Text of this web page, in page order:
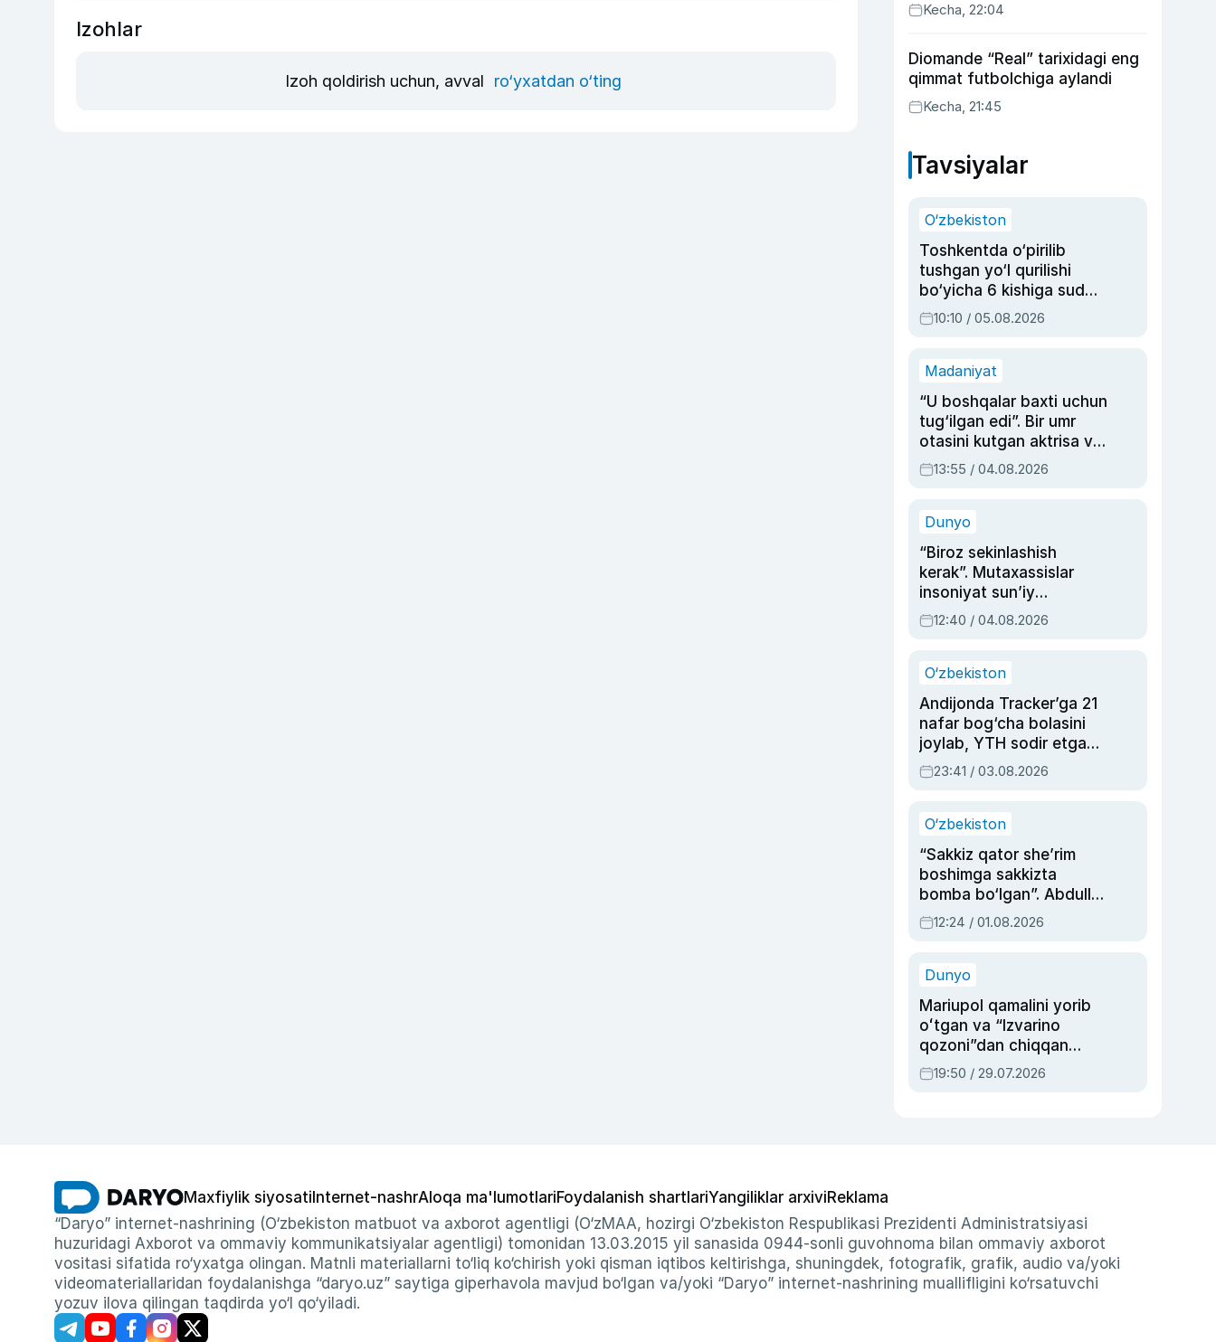
Izohlar
Izoh qoldirish uchun, avval ro‘yxatdan o‘ting
Kecha, 22:04
Diomande “Real” tarixidagi eng
qimmat futbolchiga aylandi
Kecha, 21:45
Tavsiyalar
O‘zbekiston
Toshkentda o‘pirilib
tushgan yo‘l qurilishi
bo‘yicha 6 kishiga sud
hukmi o‘qildi
10:10 / 05.08.2026
Madaniyat
“U boshqalar baxti uchun
tug‘ilgan edi”. Bir umr
otasini kutgan aktrisa va
dublyaj ustasi Rimma
Ahmedovaning
13:55 / 04.08.2026
Dunyo
“Biroz sekinlashish
kerak”. Mutaxassislar
insoniyat sun’iy
intellektni boshqara
olmay qolishidan xavotir
12:40 / 04.08.2026
O‘zbekiston
Andijonda Tracker’ga 21
nafar bog‘cha bolasini
joylab, YTH sodir etgan
ayolga sud hukmi o‘qildi
23:41 / 03.08.2026
O‘zbekiston
“Sakkiz qator she’rim
boshimga sakkizta
bomba bo‘lgan”. Abdulla
Oripovni siyosiy
ayblovlardan asrab
12:24 / 01.08.2026
Dunyo
Mariupol qamalini yorib
oʻtgan va “Izvarino
qozoni”dan chiqqan
qahramon — Ukraina
armiyasi bosh
19:50 / 29.07.2026
Maxfiylik siyosati Internet-nashrAloqa ma'lumotlariFoydalanish shartlariYangiliklar arxiviReklama
“Daryo” internet-nashrining (O‘zbekiston matbuot va axborot agentligi (O‘zMAA, hozirgi O‘zbekiston Respublikasi Prezidenti Administratsiyasi
huzuridagi Axborot va ommaviy kommunikatsiyalar agentligi) tomonidan 13.03.2015 yil sanasida 0944-sonli guvohnoma bilan ommaviy axborot
vositasi sifatida ro‘yxatga olingan. Matnli materiallarni to‘liq ko‘chirish yoki qisman iqtibos keltirishga, shuningdek, fotografik, grafik, audio va/yoki
videomateriallaridan foydalanishga “daryo.uz” saytiga giperhavola mavjud bo‘lgan va/yoki “Daryo” internet-nashrining muallifligini ko‘rsatuvchi
yozuv ilova qilingan taqdirda yo‘l qo‘yiladi.